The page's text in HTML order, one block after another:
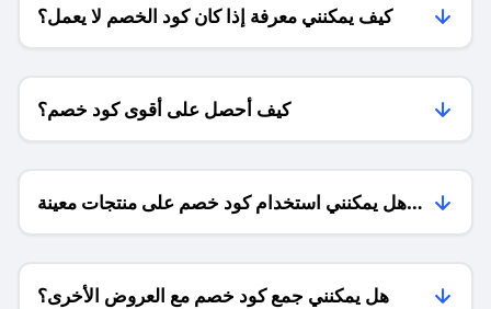
كيف يمكنني معرفة إذا كان كود الخصم لا يعمل؟
كيف أحصل على أقوى كود خصم؟
هل يمكنني استخدام كود خصم على منتجات معينة
فقط؟
هل يمكنني جمع كود خصم مع العروض الأخرى؟